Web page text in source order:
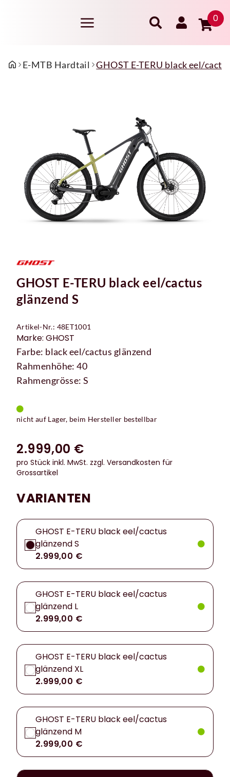
0
E-MTB Hardtail GHOST E-TERU black eel/
GHOST E-TERU black eel/cactus
glänzend S
Artikel-Nr.: 48ET1001
Marke: GHOST
Farbe: black eel/cactus glänzend
Rahmenhöhe: 40
Rahmengrösse: S
nicht auf Lager, beim Hersteller bestellbar
2.999,00 €
pro Stück inkl. MwSt. zzgl. Versandkosten für
Grossartikel
VARIANTEN
GHOST E-TERU black eel/cactus
glänzend S
2.999,00 €
GHOST E-TERU black eel/cactus
glänzend L
2.999,00 €
GHOST E-TERU black eel/cactus
glänzend XL
2.999,00 €
GHOST E-TERU black eel/cactus
glänzend M
2.999,00 €